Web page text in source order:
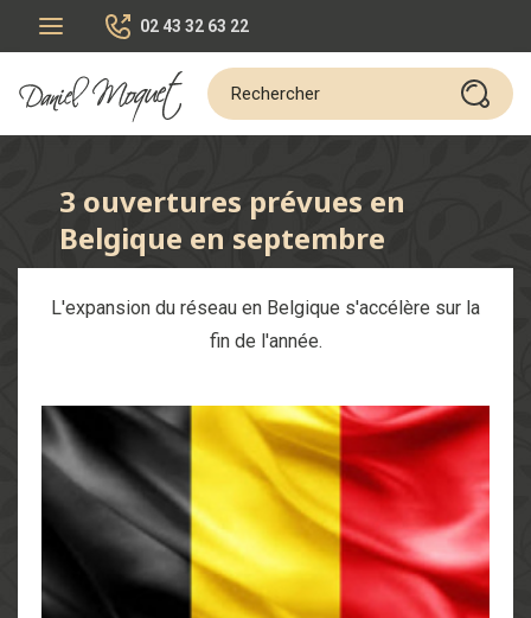
02 43 32 63 22
3 ouvertures prévues en
Belgique en septembre
L'expansion du réseau en Belgique s'accélère sur la
fin de l'année.